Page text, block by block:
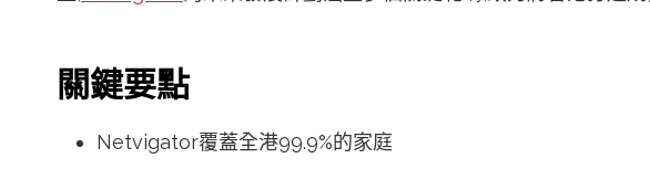
關鍵要點
Netvigator覆蓋全港99.9%的家庭